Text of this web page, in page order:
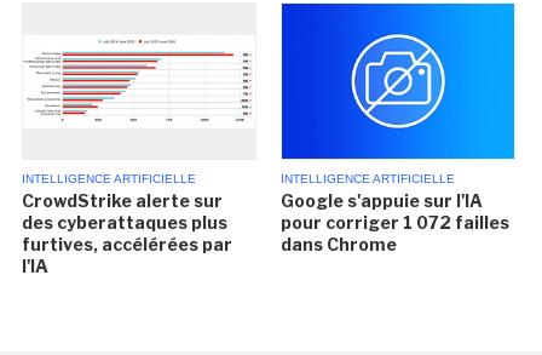
INTELLIGENCE ARTIFICIELLE
CrowdStrike alerte sur
des cyberattaques plus
furtives, accélérées par
l'IA
INTELLIGENCE ARTIFICIELLE
Google s'appuie sur l'IA
pour corriger 1 072 failles
dans Chrome